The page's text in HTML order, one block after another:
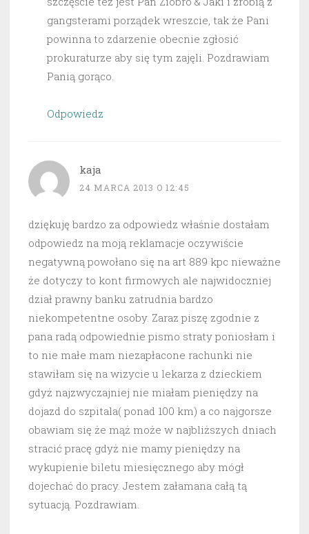
gangsterami porządek wreszcie, tak że Pani
powinna to zdarzenie obecnie zgłosić
prokuraturze aby się tym zajęli. Pozdrawiam
Panią gorąco.
Odpowiedz
kaja
24 MARCA 2013 O 12:45
dziękuję bardzo za odpowiedz właśnie dostałam
odpowiedz na moją reklamacje oczywiście
negatywną powołano się na art 889 kpc nieważne
że dotyczy to kont firmowych ale najwidoczniej
dział prawny banku zatrudnia bardzo
niekompetentne osoby. Zaraz piszę zgodnie z
pana radą odpowiednie pismo straty poniosłam i
to nie małe mam niezapłacone rachunki nie
stawiłam się na wizycie u lekarza z dzieckiem
gdyż najzwyczajniej nie miałam pieniędzy na
dojazd do szpitala( ponad 100 km) a co najgorsze
obawiam się że mąż może w najbliższych dniach
stracić pracę gdyż nie mamy pieniędzy na
wykupienie biletu miesięcznego aby mógł
dojechać do pracy. Jestem załamana całą tą
sytuacją. Pozdrawiam.